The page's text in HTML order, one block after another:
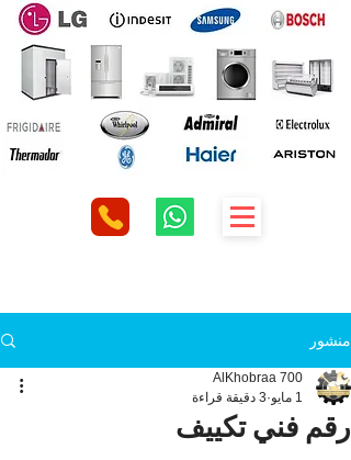
منشور
رقم فني تكييف
AlKhobraa 700
1 مايو
3 دقيقة قراءة